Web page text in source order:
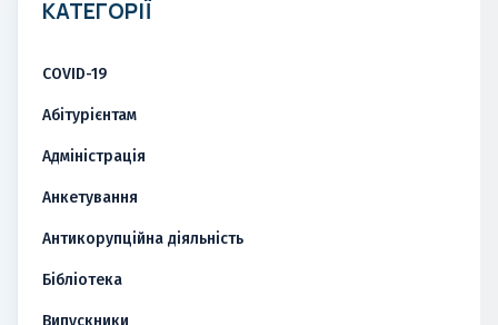
КАТЕГОРІЇ
COVID-19
Абітурієнтам
Адміністрація
Анкетування
Антикорупційна діяльність
Бібліотека
Випускники